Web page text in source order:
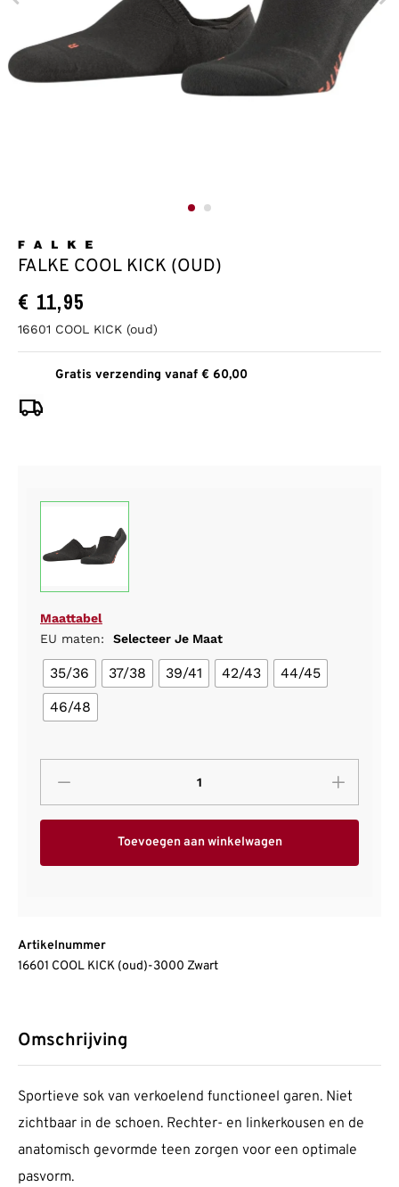
FALKE COOL KICK (OUD)
€ 11,95
16601 COOL KICK (oud)
Gratis verzending vanaf € 60,00
Maattabel
EU maten:
Selecteer Je Maat
35/36 37/38 39/41 42/43
44/45
46/48
Toevoegen aan winkelwagen
Artikelnummer
16601 COOL KICK (oud)-3000 Zwart
Omschrijving
Sportieve sok van verkoelend functioneel garen. Niet
zichtbaar in de schoen. Rechter- en linkerkousen en de
anatomisch gevormde teen zorgen voor een optimale
pasvorm.